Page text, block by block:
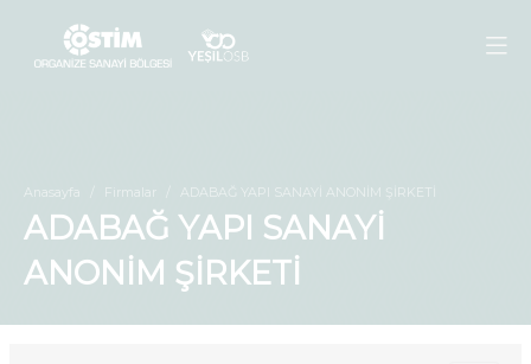
Anasayfa Firmalar ADABAĞ YAPI SANAYİ ANONİM ŞİRKETİ
ADABAĞ YAPI SANAYİ
ANONİM ŞİRKETİ